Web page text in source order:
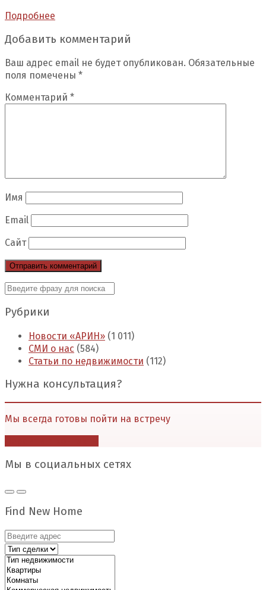
Подробнее
Добавить комментарий
Ваш адрес email не будет опубликован. Обязательные
поля помечены *
Комментарий *
Имя
Email
Сайт
Рубрики
Новости «АРИН» (1 011)
СМИ о нас (584)
Статьи по недвижимости (112)
Нужна консультация?
Мы всегда готовы пойти на встречу
Мы в социальных сетях
Find New Home